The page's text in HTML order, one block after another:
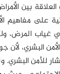
بين
غياب المرض،
البشري، لأن
للأمن